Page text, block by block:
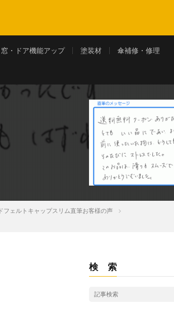
窓・ドア機能アップ 塗装材 傘補修・修理
フェルトキャップスリム直筆お客様の声
検 索